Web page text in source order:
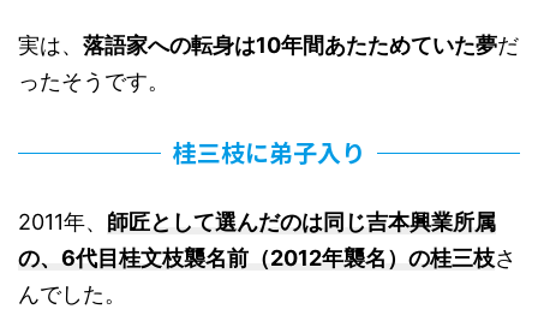
実は、 落語家への転身は10年間あたためていた夢だ
ったそうです。
桂三枝に弟子入り
2011年、 師匠として選んだのは同じ吉本興業所属
の、6代目桂文枝襲名前（2012年襲名）の桂三枝さ
んでした。